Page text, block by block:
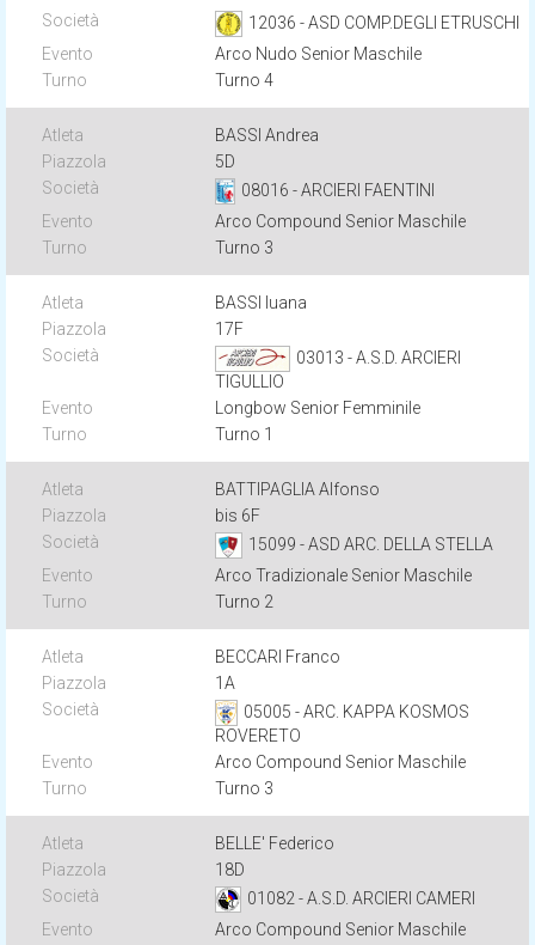
12036 - ASD COMP.DEGLI ETRUSCHI
Arco Nudo Senior Maschile
Turno 4
BASSI Andrea
5D
08016 - ARCIERI FAENTINI
Arco Compound Senior Maschile
Turno 3
BASSI Iuana
17F
03013 - A.S.D. ARCIERI
TIGULLIO
Longbow Senior Femminile
Turno 1
BATTIPAGLIA Alfonso
bis 6F
15099 - ASD ARC. DELLA STELLA
Arco Tradizionale Senior Maschile
Turno 2
BECCARI Franco
1A
05005 - ARC. KAPPA KOSMOS
ROVERETO
Arco Compound Senior Maschile
Turno 3
BELLE' Federico
18D
01082 - A.S.D. ARCIERI CAMERI
Arco Compound Senior Maschile